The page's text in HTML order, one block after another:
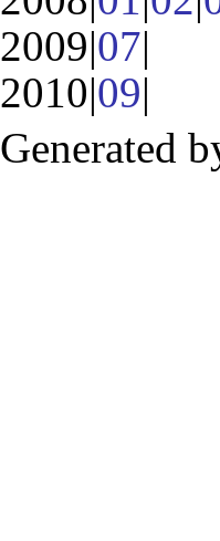
2009|07|
2010|09|
Generated